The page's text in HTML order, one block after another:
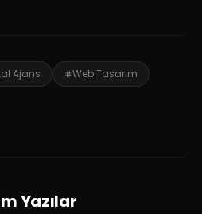
Ajans
Web Tasarım
Yazılar